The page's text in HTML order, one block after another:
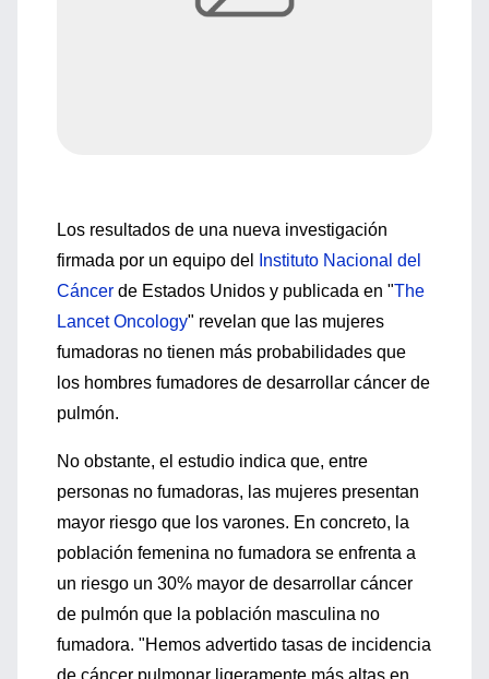
Los resultados de una nueva investigación
firmada por un equipo del
Instituto Nacional del
Cáncer de Estados Unidos y publicada en "The
Lancet Oncology" revelan que las mujeres
fumadoras no tienen más probabilidades que
los hombres fumadores de desarrollar cáncer de
pulmón.
No obstante, el estudio indica que, entre
personas no fumadoras, las mujeres presentan
mayor riesgo que los varones. En concreto, la
población femenina no fumadora se enfrenta a
un riesgo un 30% mayor de desarrollar cáncer
de pulmón que la población masculina no
fumadora. "Hemos advertido tasas de incidencia
de cáncer pulmonar ligeramente más altas en